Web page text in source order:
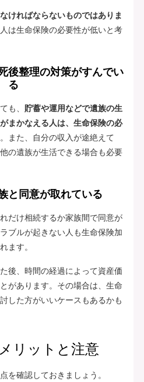
ければならないものではありま
は生命保険の必要性が低いと考
後整理の対策がすんでい
る
も、 貯蓄や運用などで遺族の生
まかなえる人は、生命保険の必
また、自分の収入が途絶えて
の遺族が生活できる場合も必要
と同意が取れている
だけ相続するか家族間で同意が
ブルが起きない人も生命保険加
ます。
後、時間の経過によって資産価
があります。その場合は、生命
した方がいいケースもあるかも
リットと注意
を確認しておきましょう。